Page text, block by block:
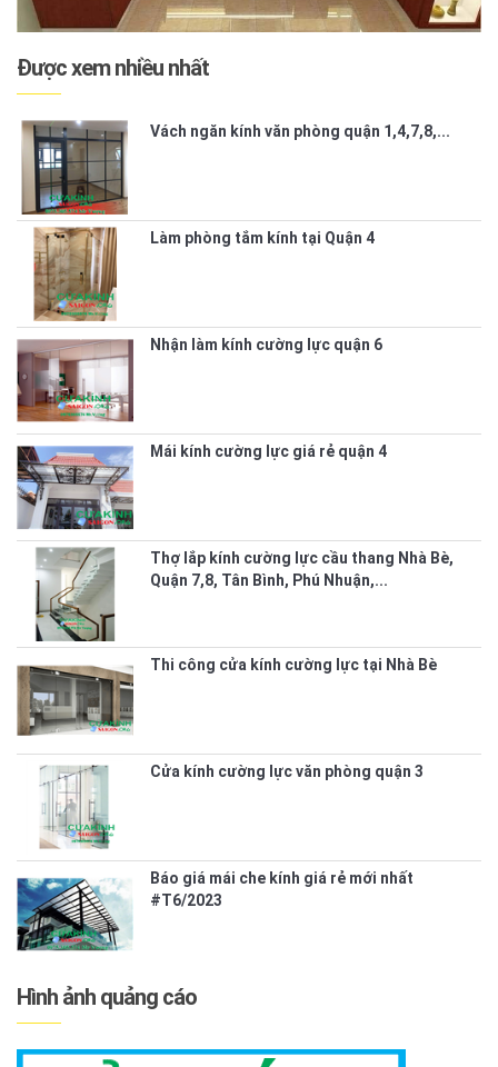
Được xem nhiều nhất
Vách ngăn kính văn phòng quận 1,4,7,8,...
Làm phòng tắm kính tại Quận 4
Nhận làm kính cường lực quận 6
Mái kính cường lực giá rẻ quận 4
Thợ lắp kính cường lực cầu thang Nhà Bè,
Quận 7,8, Tân Bình, Phú Nhuận,...
Thi công cửa kính cường lực tại Nhà Bè
Cửa kính cường lực văn phòng quận 3
Báo giá mái che kính giá rẻ mới nhất
#T6/2023
Hình ảnh quảng cáo